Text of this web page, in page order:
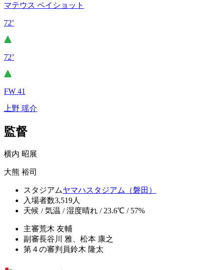
マテウス ペイショット
72’
72’
FW 41
上野 瑶介
監督
横内 昭展
大熊 裕司
スタジアムヤマハスタジアム（磐田）
入場者数3,519人
天候 / 気温 / 湿度晴れ / 23.6℃ / 57%
主審荒木 友輔
副審長谷川 雅、松本 康之
第４の審判員鈴木 隆太